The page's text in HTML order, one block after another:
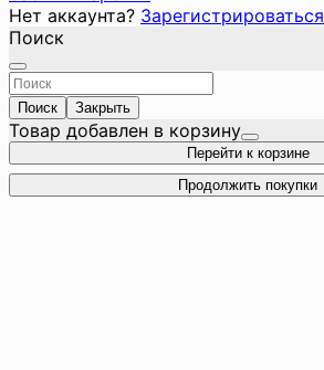
Нет аккаунта? Зарегистрироваться
Поиск
Поиск Закрыть
Товар добавлен в корзину
Перейти к корзине
Продолжить покупки